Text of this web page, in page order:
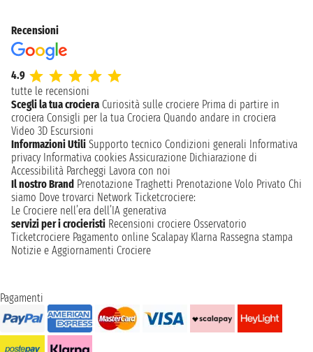
Recensioni
4.9
tutte le recensioni
Scegli la tua crociera Curiosità sulle crociere Prima di partire in
crociera Consigli per la tua Crociera Quando andare in crociera
Video 3D Escursioni
Informazioni Utili Supporto tecnico Condizioni generali Informativa
privacy Informativa cookies Assicurazione Dichiarazione di
Accessibilità Parcheggi Lavora con noi
Il nostro Brand Prenotazione Traghetti Prenotazione Volo Privato Chi
siamo Dove trovarci Network Ticketcrociere:
Le Crociere nell’era dell’IA generativa
servizi per i crocieristi Recensioni crociere Osservatorio
Ticketcrociere Pagamento online Scalapay Klarna Rassegna stampa
Notizie e Aggiornamenti Crociere
Pagamenti